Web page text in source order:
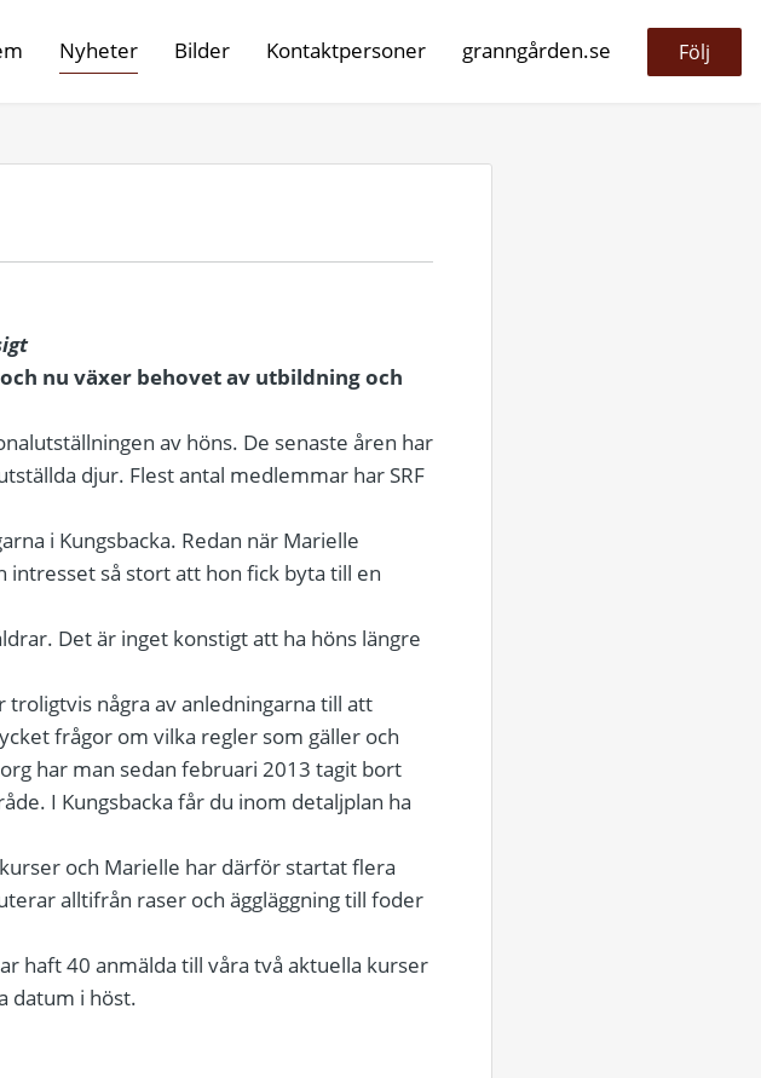
Nyheter Bilder Kontaktpersoner granngården.se Följ
nu växer behovet av utbildning och
av höns. De senaste åren har
djur. Flest antal medlemmar har SRF
i Kungsbacka. Redan när Marielle
så stort att hon fick byta till en
Det är inget konstigt att ha höns längre
några av anledningarna till att
frågor om vilka regler som gäller och
har man sedan februari 2013 tagit bort
I Kungsbacka får du inom detaljplan ha
och Marielle har därför startat flera
alltifrån raser och äggläggning till foder
haft 40 anmälda till våra två aktuella kurser
datum i höst.